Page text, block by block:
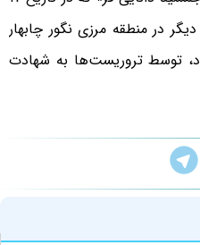
به همراه ۴ سرباز دیگر در منطقه مرزی نگور چابهار
توسط تروریست‌ها به شهادت